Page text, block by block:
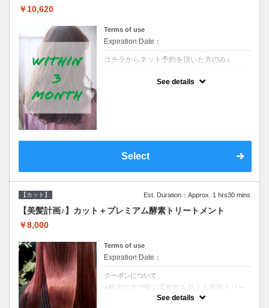
￥10,620
Terms of use
Expiration Date：
コチラからネット予約を頂いた方のみ♪
See details
Select
【カット】 Est. Duration：Approx. 1 hrs30 mins
【美髪計画♪】カット＋プレミアム酵素トリートメント
￥8,000
Terms of use
Expiration Date：
クーポンについて
●酵素の力で髪に柔軟性を与える最新トリー
トメント●ＳＢ込●長さ料金あり《こちらのク
ーポンご利用のお客様のみ》オリジナル酵素
See details